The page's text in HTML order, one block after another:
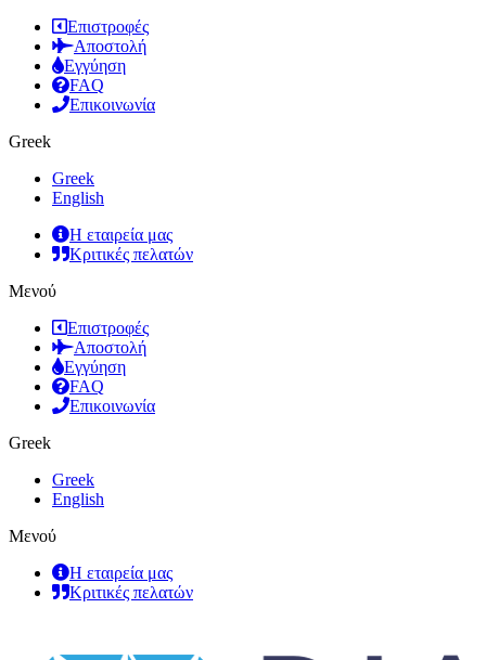
Επιστροφές
Αποστολή
Εγγύηση
FAQ
Επικοινωνία
Greek
Greek
English
Η εταιρεία μας
Κριτικές πελατών
Μενού
Επιστροφές
Αποστολή
Εγγύηση
FAQ
Επικοινωνία
Greek
Greek
English
Μενού
Η εταιρεία μας
Κριτικές πελατών